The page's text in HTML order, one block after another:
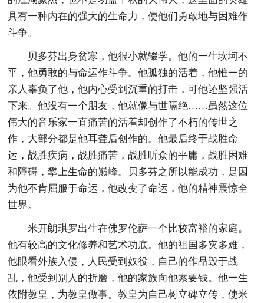
具有一种内在的强大的生命力，使他们勇敢地与困难作
斗争。
贝多芬出身贫寒，他很小就辍学。他的一生坎坷不
平，他勇敢的与命运作斗争。他孤独的活着，他惟一的
亲人辜负了他，他内心受到沉重的打击，可他还坚强活
下来。他没有一个朋友，他就像与世隔绝……虽然这位
伟大的音乐家一直痛苦的活着却创作了不朽的传世之
作，大部分都是他耳聋后创作的。他最后终于战胜命
运，战胜疾病，战胜痛苦，战胜听众的平庸，战胜困难
和障碍，攀上生命的巅峰。贝多芬之所以能成功，是因
为他不肯屈服于命运，他改变了命运，他的精神震惊全
世界。
米开朗琪罗出生在佛罗伦萨一个比较富裕的家庭。
他有较高的文化修养和艺术功底。他的祖国多灾多难，
他眼看外族入侵，人民受到奴役，自己的作品毁于战
乱，他受到别人的折磨，他的家族向他索要钱。他一生
依附教皇，为教皇做事。教皇为自己树立碑立传，使米